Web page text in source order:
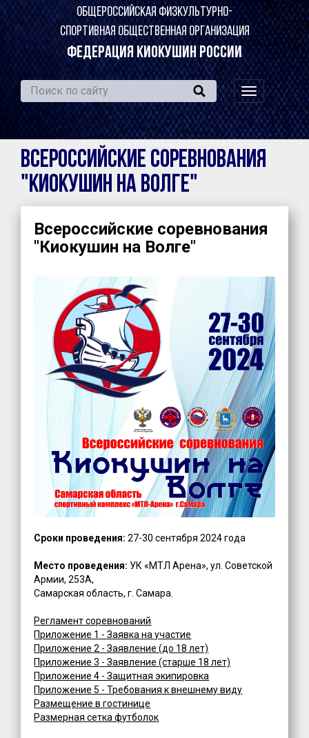
ОБЩЕРОССИЙСКАЯ ФИЗКУЛЬТУРНО-
СПОРТИВНАЯ ОБЩЕСТВЕННАЯ ОРГАНИЗАЦИЯ
ФЕДЕРАЦИЯ КИОКУШИН РОССИИ
навигация
по
сайту
Всероссийские соревнования
"Киокушин на Волге"
Всероссийские соревнования
"Киокушин на Волге"
Сроки проведения: 27-30 сентября 2024 года
Место проведения: УК «МТЛ Арена», ул. Советской
Армии, 253А,
Самарская область, г. Самара.
Регламент соревнований
Приложение 1 - Заявка на участие
Приложение 2 - Заявление (до 18 лет)
Приложение 3 - Заявление (старше 18 лет)
Приложение 4 - Защитная экипировка
Приложение 5 - Требования к внешнему виду
Размещение в гостинице
Размерная сетка футболок